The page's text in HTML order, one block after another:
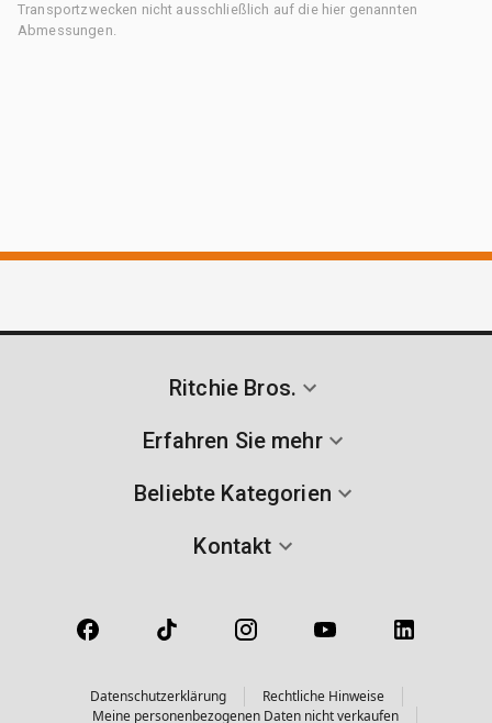
Transportzwecken nicht ausschließlich auf die hier genannten
Abmessungen.
Ritchie Bros.
Erfahren Sie mehr
Beliebte Kategorien
Kontakt
Datenschutzerklärung
Rechtliche Hinweise
Meine personenbezogenen Daten nicht verkaufen